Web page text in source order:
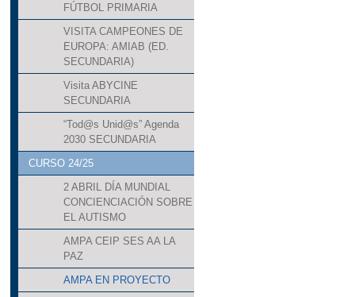
FÚTBOL PRIMARIA
VISITA CAMPEONES DE
EUROPA: AMIAB (ED.
SECUNDARIA)
Visita ABYCINE
SECUNDARIA
“Tod@s Unid@s” Agenda
2030 SECUNDARIA
CURSO 24/25
2 ABRIL DÍA MUNDIAL
CONCIENCIACIÓN SOBRE
EL AUTISMO
AMPA CEIP SES AA LA
PAZ
AMPA EN PROYECTO